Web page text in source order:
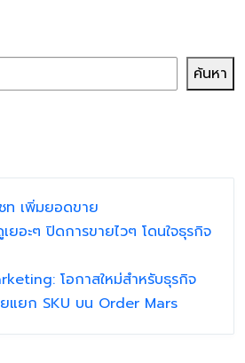
ค้นหา
ท เพิ่มยอดขาย
ยอะๆ ปิดการขายไวๆ โดนใจธุรกิจ
โอกาสใหม่สำหรับธุรกิจ
แยก SKU บน Order Mars